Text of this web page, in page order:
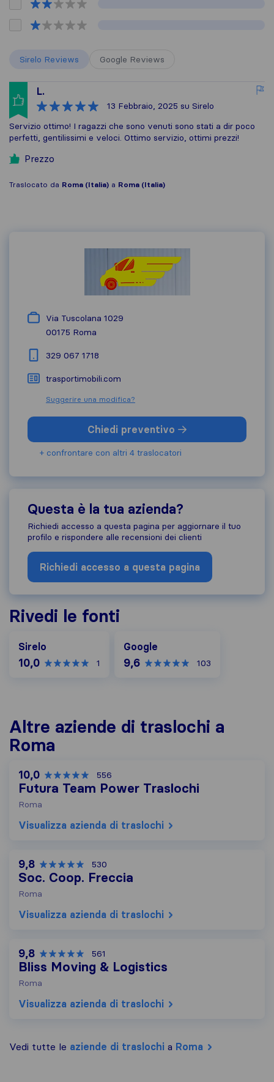
Sirelo Reviews Google Reviews
L.
13 Febbraio, 2025 su Sirelo
Servizio ottimo! I ragazzi che sono venuti sono stati a dir poco
perfetti, gentilissimi e veloci. Ottimo servizio, ottimi prezzi!
Prezzo
Traslocato da Roma (Italia) a Roma (Italia)
Via Tuscolana 1029
00175 Roma
329 067 1718
trasportimobili.com
Suggerire una modifica?
Chiedi preventivo
+ confrontare con altri 4 traslocatori
Questa è la tua azienda?
Richiedi accesso a questa pagina per aggiornare il tuo
profilo e rispondere alle recensioni dei clienti
Richiedi accesso a questa pagina
Rivedi le fonti
Sirelo
10,0 1
Google
9,6 103
Altre aziende di traslochi a
Roma
10,0 556
Futura Team Power Traslochi
Roma
Visualizza azienda di traslochi
9,8 530
Soc. Coop. Freccia
Roma
Visualizza azienda di traslochi
9,8 561
Bliss Moving & Logistics
Roma
Visualizza azienda di traslochi
Vedi tutte le aziende di traslochi a Roma